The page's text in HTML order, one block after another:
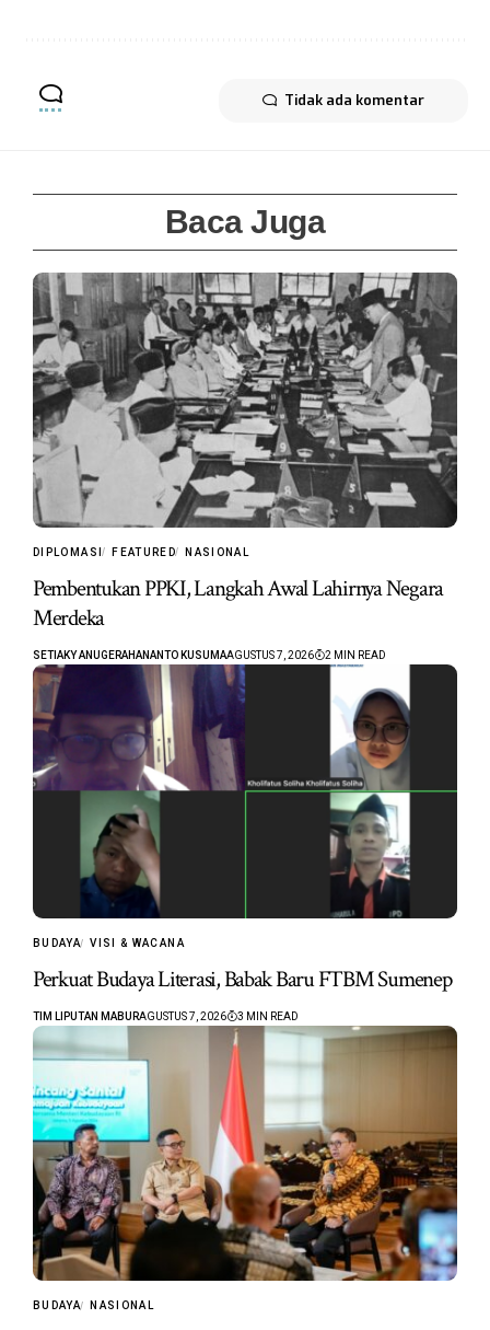
Tidak ada komentar
Baca Juga
DIPLOMASI FEATURED NASIONAL
Pembentukan PPKI, Langkah Awal Lahirnya Negara
Merdeka
SETIAKY ANUGERAHANANTO KUSUMAAGUSTUS 7, 2026 2 MIN READ
BUDAYA VISI & WACANA
Perkuat Budaya Literasi, Babak Baru FTBM Sumenep
TIM LIPUTAN MABURAGUSTUS 7, 2026 3 MIN READ
BUDAYA NASIONAL